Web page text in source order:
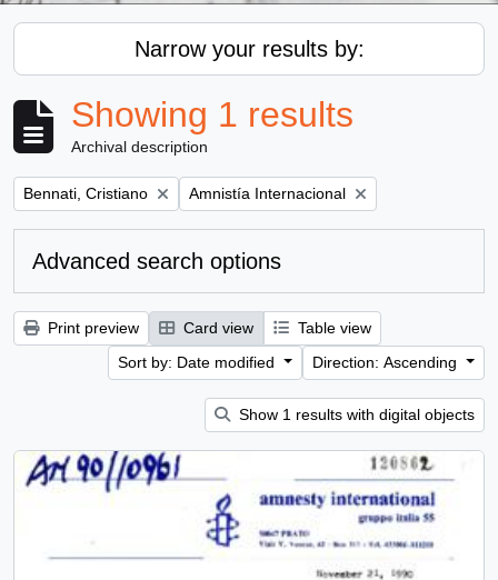
Narrow your results by:
Showing 1 results
Archival description
Remove filter:
Bennati, Cristiano Remove filter:
Amnistía Internacional
Advanced search options
Print preview Card view
Table view
Sort by: Date modified
Direction: Ascending
Show 1 results with digital objects